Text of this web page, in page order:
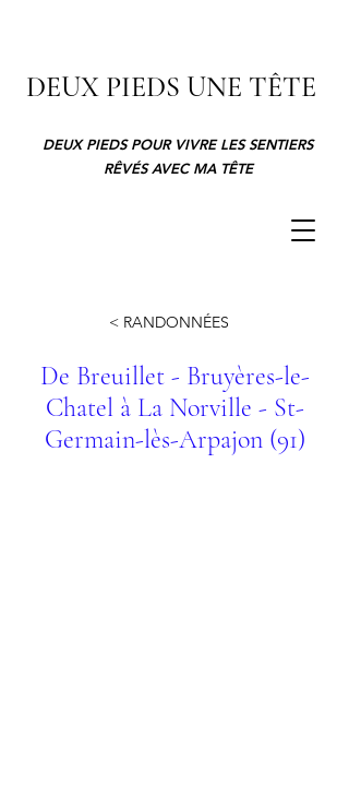
DEUX PIEDS UNE TÊTE
DEUX PIEDS POUR VIVRE LES SENTIERS
RÊVÉS AVEC MA TÊTE
< RANDONNÉES
De Breuillet - Bruyères-le-
Chatel à La Norville - St-
Germain-lès-Arpajon (91)